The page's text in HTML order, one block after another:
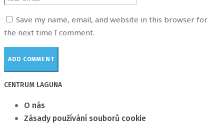
Save my name, email, and website in this browser for
the next time I comment.
CENTRUM LAGUNA
O nás
Zásady používání souborů cookie